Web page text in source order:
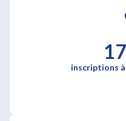
inscriptions